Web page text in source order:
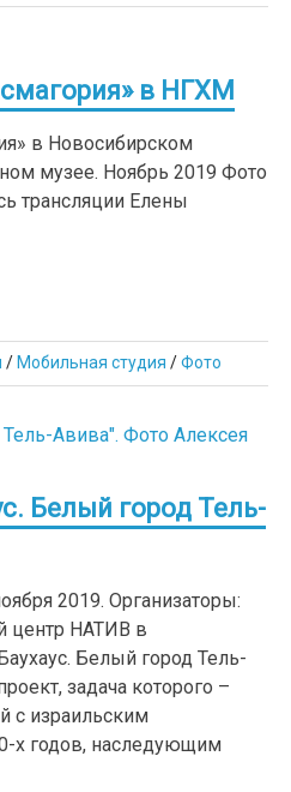
в НГХМ
в Новосибирском
музее. Ноябрь 2019 Фото
трансляции Елены
/ Мобильная студия /Фото
Белый город Тель-
2019. Организаторы:
центр НАТИВ в
Белый город Тель-
задача которого –
с израильским
х годов, наследующим